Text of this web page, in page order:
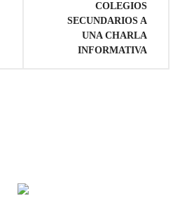
COLEGIOS
SECUNDARIOS A
UNA CHARLA
INFORMATIVA